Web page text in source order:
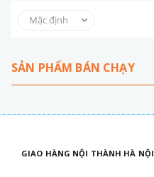
SẢN PHẨM BÁN CHẠY
GIAO HÀNG NỘI THÀNH HÀ NỘI